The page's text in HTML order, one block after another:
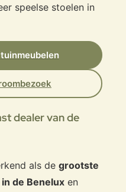
speelse stoelen in
dealer van de
als de grootste
de Benelux en